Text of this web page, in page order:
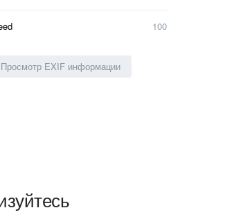
100
Просмотр EXIF информации